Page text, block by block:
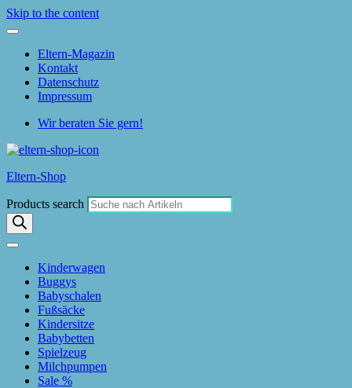
Skip to the content
Eltern-Magazin
Kontakt
Datenschutz
Impressum
Wir beraten Sie gern!
Eltern-Shop
Products search
Kinderwagen
Buggys
Babyschalen
Fußsäcke
Kindersitze
Babybetten
Spielzeug
Milchpumpen
Sale %